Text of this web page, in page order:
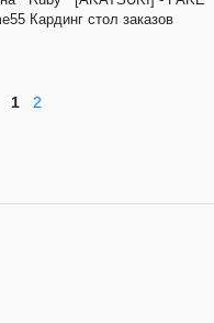
Кардинг стол заказов
1 2